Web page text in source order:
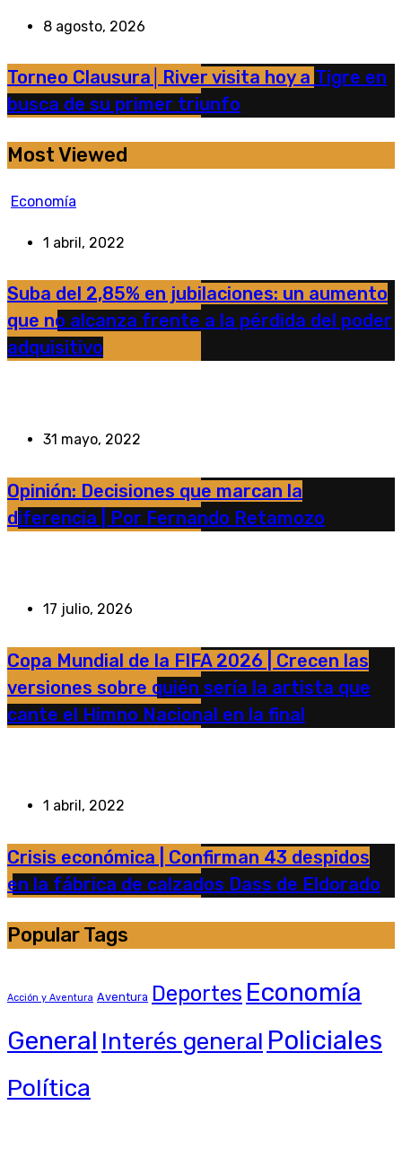
8 agosto, 2026
Torneo Clausura│River visita hoy a Tigre en
busca de su primer triunfo
Most Viewed
Economía
1 abril, 2022
Suba del 2,85% en jubilaciones: un aumento
que no alcanza frente a la pérdida del poder
adquisitivo
31 mayo, 2022
Opinión: Decisiones que marcan la
diferencia | Por Fernando Retamozo
17 julio, 2026
Copa Mundial de la FIFA 2026 | Crecen las
versiones sobre quién sería la artista que
cante el Himno Nacional en la final
1 abril, 2022
Crisis económica | Confirman 43 despidos
en la fábrica de calzados Dass de Eldorado
Popular Tags
Acción y Aventura Aventura Deportes Economía
General Interés general Policiales
Política